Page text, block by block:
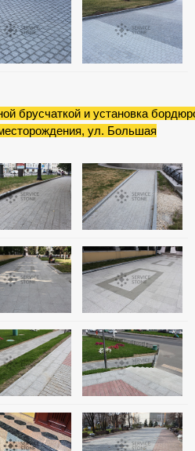
брусчаткой и установка
ул. Большая